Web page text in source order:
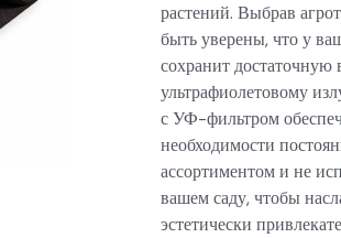
растений. Выбрав
быть уверены, что у
сохранит достаточную
ультрафиолетовому
с УФ-фильтром
необходимости
ассортиментом и не
вашем саду, чтобы
эстетически